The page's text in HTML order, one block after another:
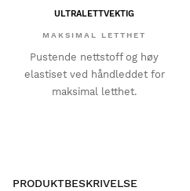
ULTRALETTVEKTIG
MAKSIMAL LETTHET
Pustende nettstoff og høy
elastiset ved håndleddet for
maksimal letthet.
PRODUKTBESKRIVELSE